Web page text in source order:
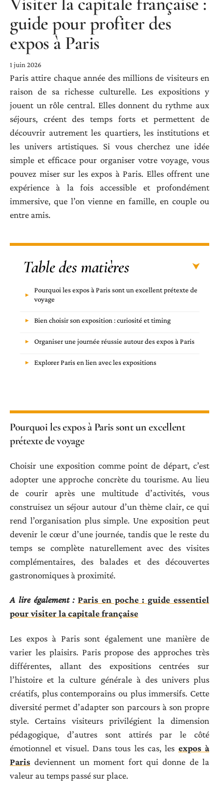
guide pour profiter des
expos à Paris
1 juin 2026
Paris attire chaque année des millions de visiteurs en
raison de sa richesse culturelle. Les expositions y
jouent un rôle central. Elles donnent du rythme aux
séjours, créent des temps forts et permettent de
découvrir autrement les quartiers, les institutions et
les univers artistiques. Si vous cherchez une idée
simple et efficace pour organiser votre voyage, vous
pouvez miser sur les expos à Paris. Elles offrent une
expérience à la fois accessible et profondément
immersive, que l’on vienne en famille, en couple ou
entre amis.
Table des matières
Pourquoi les expos à Paris sont un excellent prétexte de
voyage
Bien choisir son exposition : curiosité et timing
Organiser une journée réussie autour des expos à Paris
Explorer Paris en lien avec les expositions
Pourquoi les expos à Paris sont un excellent
prétexte de voyage
Choisir une exposition comme point de départ, c’est
adopter une approche concrète du tourisme. Au lieu
de courir après une multitude d’activités, vous
construisez un séjour autour d’un thème clair, ce qui
rend l’organisation plus simple. Une exposition peut
devenir le cœur d’une journée, tandis que le reste du
temps se complète naturellement avec des visites
complémentaires, des balades et des découvertes
gastronomiques à proximité.
A lire également : Paris en poche : guide essentiel
pour visiter la capitale française
Les expos à Paris sont également une manière de
varier les plaisirs. Paris propose des approches très
différentes, allant des expositions centrées sur
l’histoire et la culture générale à des univers plus
créatifs, plus contemporains ou plus immersifs. Cette
diversité permet d’adapter son parcours à son propre
style. Certains visiteurs privilégient la dimension
pédagogique, d’autres sont attirés par le côté
émotionnel et visuel. Dans tous les cas, les expos à
Paris deviennent un moment fort qui donne de la
valeur au temps passé sur place.